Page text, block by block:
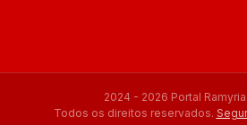
2024 - 2026 Portal
Todos os direitos reservados.